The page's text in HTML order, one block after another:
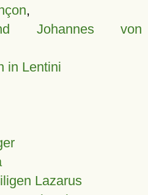
,
Johannes von
in Lentini
Lazarus